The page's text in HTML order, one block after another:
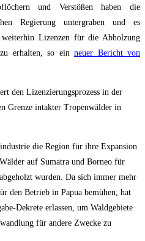
und Verstößen haben die
Regierung untergraben und es
weiterhin Lizenzen für die Abholzung
erhalten, so ein neuer Bericht von
den Lizenzierungsprozess in der
Grenze intakter Tropenwälder in
die Region für ihre Expansion
auf Sumatra und Borneo für
wurden. Da sich immer mehr
den Betrieb in Papua bemühen, hat
Dekrete erlassen, um Waldgebiete
für andere Zwecke zu